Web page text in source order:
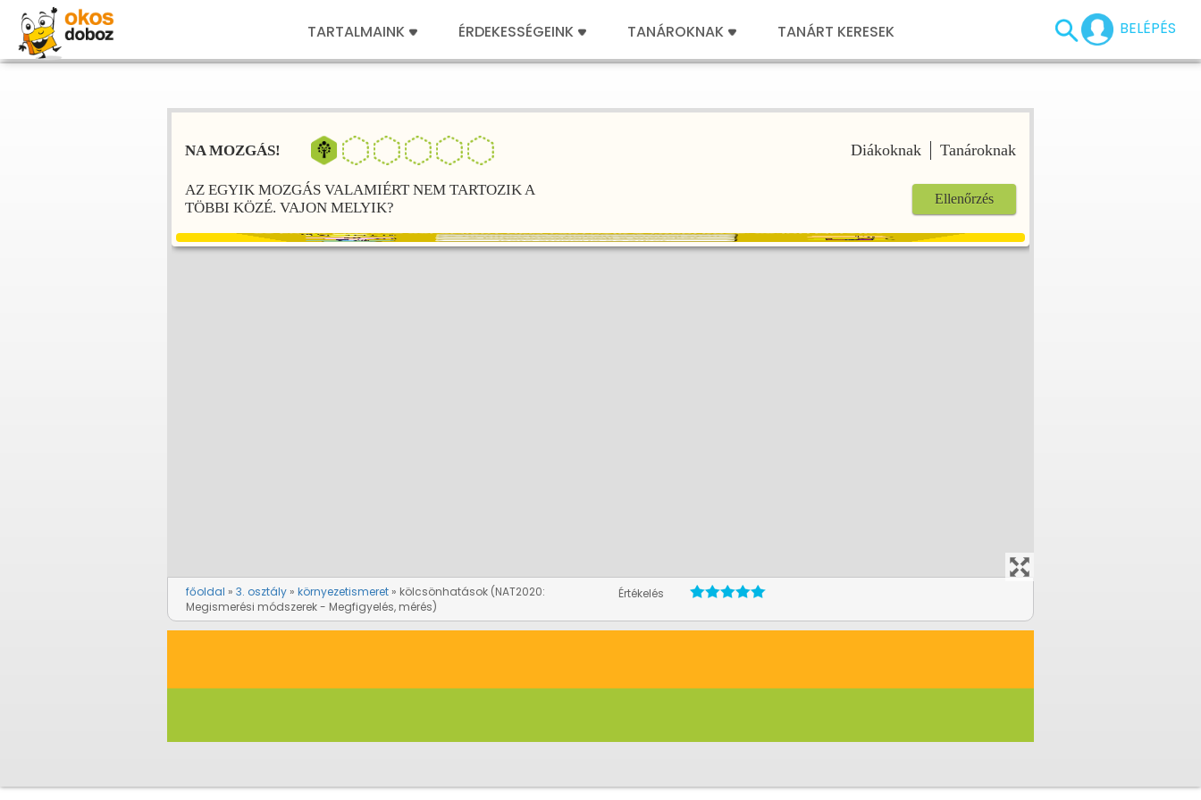
BELÉPÉS
TARTALMAINK ÉRDEKESSÉGEINK TANÁROKNAK TANÁRT KERESEK
főoldal 3. osztály környezetismeret
kölcsönhatások (NAT2020:
Megismerési módszerek - Megfigyelés, mérés)
Értékelés